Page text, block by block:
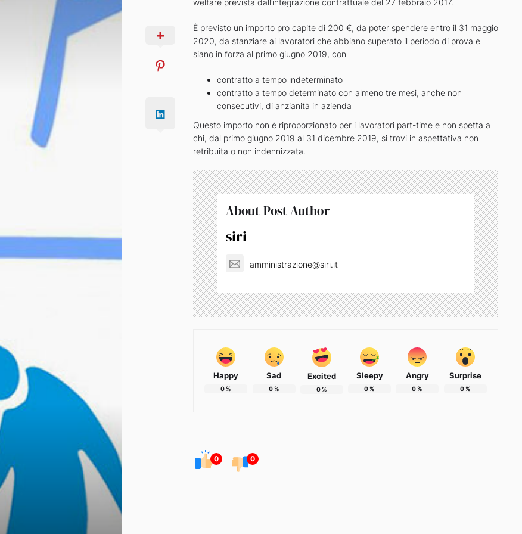
welfare prevista dall’integrazione contrattuale del 27 febbraio 2017.
È previsto un importo pro capite di 200 €, da poter spendere entro il 31 maggio
2020, da stanziare ai lavoratori che abbiano superato il periodo di prova e
siano in forza al primo giugno 2019, con
contratto a tempo indeterminato
contratto a tempo determinato con almeno tre mesi, anche non
consecutivi, di anzianità in azienda
Questo importo non è riproporzionato per i lavoratori part-time e non spetta a
chi, dal primo giugno 2019 al 31 dicembre 2019, si trovi in aspettativa non
retribuita o non indennizzata.
About Post Author
siri
amministrazione@siri.it
Happy
0%
Sad
0%
Excited
0%
Sleepy
0%
Angry
0%
Surprise
0%
0 0